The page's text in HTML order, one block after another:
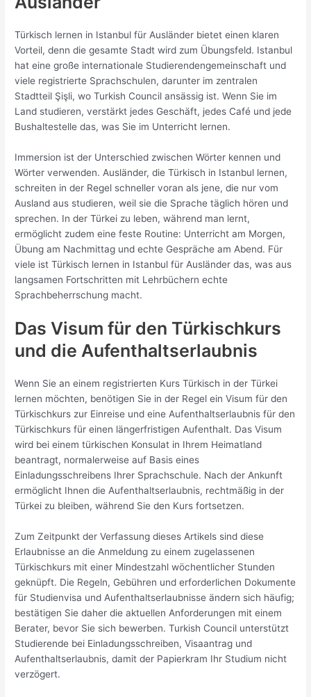
Türkisch lernen in Istanbul für Ausländer bietet einen klaren
Vorteil, denn die gesamte Stadt wird zum Übungsfeld. Istanbul
hat eine große internationale Studierendengemeinschaft und
viele registrierte Sprachschulen, darunter im zentralen
Stadtteil Şişli, wo Turkish Council ansässig ist. Wenn Sie im
Land studieren, verstärkt jedes Geschäft, jedes Café und jede
Bushaltestelle das, was Sie im Unterricht lernen.
Immersion ist der Unterschied zwischen Wörter kennen und
Wörter verwenden. Ausländer, die Türkisch in Istanbul lernen,
schreiten in der Regel schneller voran als jene, die nur vom
Ausland aus studieren, weil sie die Sprache täglich hören und
sprechen. In der Türkei zu leben, während man lernt,
ermöglicht zudem eine feste Routine: Unterricht am Morgen,
Übung am Nachmittag und echte Gespräche am Abend. Für
viele ist Türkisch lernen in Istanbul für Ausländer das, was aus
langsamen Fortschritten mit Lehrbüchern echte
Sprachbeherrschung macht.
Das Visum für den Türkischkurs
und die Aufenthaltserlaubnis
Wenn Sie an einem registrierten Kurs Türkisch in der Türkei
lernen möchten, benötigen Sie in der Regel ein Visum für den
Türkischkurs zur Einreise und eine Aufenthaltserlaubnis für den
Türkischkurs für einen längerfristigen Aufenthalt. Das Visum
wird bei einem türkischen Konsulat in Ihrem Heimatland
beantragt, normalerweise auf Basis eines
Einladungsschreibens Ihrer Sprachschule. Nach der Ankunft
ermöglicht Ihnen die Aufenthaltserlaubnis, rechtmäßig in der
Türkei zu bleiben, während Sie den Kurs fortsetzen.
Zum Zeitpunkt der Verfassung dieses Artikels sind diese
Erlaubnisse an die Anmeldung zu einem zugelassenen
Türkischkurs mit einer Mindestzahl wöchentlicher Stunden
geknüpft. Die Regeln, Gebühren und erforderlichen Dokumente
für Studienvisa und Aufenthaltserlaubnisse ändern sich häufig;
bestätigen Sie daher die aktuellen Anforderungen mit einem
Berater, bevor Sie sich bewerben. Turkish Council unterstützt
Studierende bei Einladungsschreiben, Visaantrag und
Aufenthaltserlaubnis, damit der Papierkram Ihr Studium nicht
verzögert.